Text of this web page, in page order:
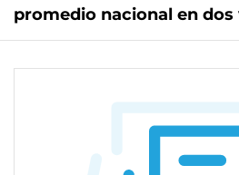
promedio nacional en dos